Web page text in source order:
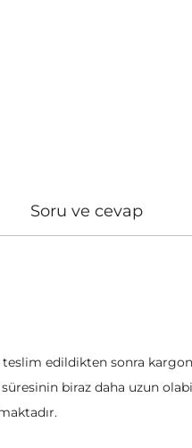
Soru ve cevap
edildikten sonra
biraz daha uzun